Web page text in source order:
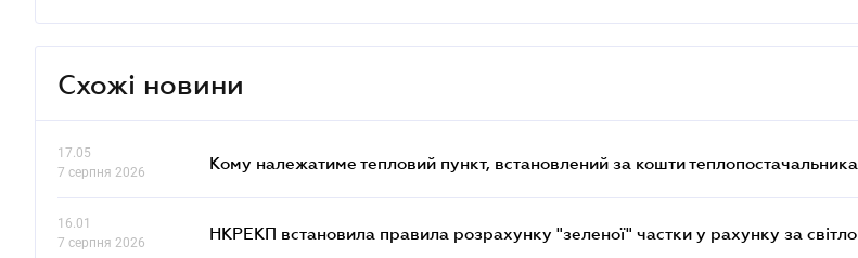
Схожі новини
17.05
7 серпня 2026
Кому належатиме тепловий пункт, встановлений за кошти теплопостачальника
16.01
7 серпня 2026
НКРЕКП встановила правила розрахунку "зеленої" частки у рахунку за світло